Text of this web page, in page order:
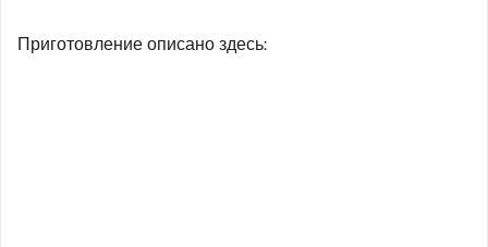
Приготовление описано здесь: